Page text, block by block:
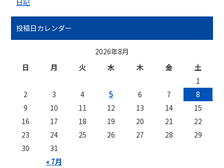
投稿日カレンダー
2026年8月
日
月 火 水 木 金 土
« 7月
1
2
3 4 5 6 7
8
9
10 11 12 13 14
15
16
17 18 19 20 21
22
23
24 25 26 27 28
29
30
31